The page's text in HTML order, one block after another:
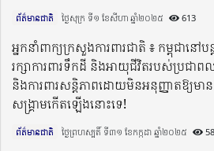
ព័ត៌មានជាតិ ថ្ងៃសុក្រ ទី១ ខែសីហា ឆ្នាំ២០២៥​ 613
អ្នកនាំពាក្យក្រសួងការពារជាតិ ៖ កម្ពុជានៅបន្
រក្សាការពារទឹកដី និងអាយុជីវិតរបស់ប្រជាពល
និងការពារសន្តិភាពដោយមិនអនុញ្ញាតឱ្យមាន
សង្គ្រាមកើតឡើងនោះទេ!
ព័ត៌មានជាតិ ថ្ងៃព្រហស្បតិ៍ ទី៣១ ខែកក្កដា ឆ្នាំ២០២៥​